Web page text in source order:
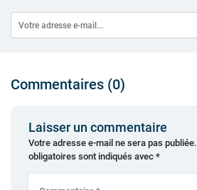
Commentaires (0)
Laisser un commentaire
Votre adresse e-mail ne sera pas publiée.
obligatoires sont indiqués avec *